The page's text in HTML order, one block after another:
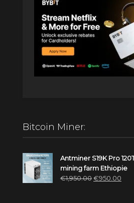
Bitcoin Miner:
Antminer S19K Pro
mining farm Ethiopie
€1,950.00€950.00